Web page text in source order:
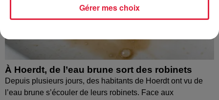
À Hoerdt, de l’eau brune sort des robinets
Depuis plusieurs jours, des habitants de Hoerdt ont vu de
l’eau brune s’écouler de leurs robinets. Face aux
Gérer mes choix